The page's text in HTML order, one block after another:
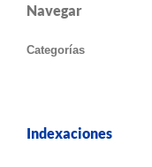
Navegar
Categorías
Indexaciones